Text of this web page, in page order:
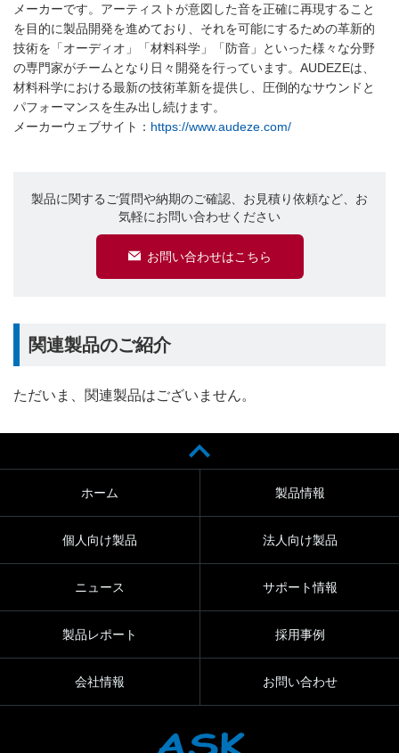
メーカーです。アーティストが意図した音を正確に再現すること
を目的に製品開発を進めており、それを可能にするための革新的
技術を「オーディオ」「材料科学」「防音」といった様々な分野
の専門家がチームとなり日々開発を行っています。AUDEZEは、
材料科学における最新の技術革新を提供し、圧倒的なサウンドと
パフォーマンスを生み出し続けます。
メーカーウェブサイト： https://www.audeze.com/
製品に関するご質問や納期のご確認、お見積り依頼など、お
気軽にお問い合わせください
お問い合わせはこちら
関連製品のご紹介
ただいま、関連製品はございません。
ホーム 製品情報
個人向け製品 法人向け製品
ニュース サポート情報
製品レポート 採用事例
会社情報 お問い合わせ